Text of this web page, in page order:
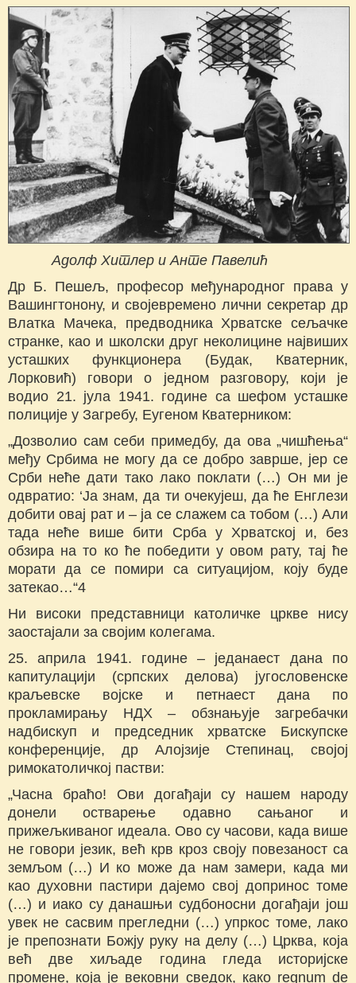
Адолф Хитлер и Анте Павелић
Др Б. Пешељ, професор међународног права у
Вашингтонону, и својевремено лични секретар др
Влатка Мачека, предводника Хрватске сељачке
странке, као и школски друг неколицине највиших
усташких функционера (Будак, Кватерник,
Лорковић) говори о једном разговору, који је
водио 21. јула 1941. године са шефом усташке
полиције у Загребу, Еугеном Кватерником:
„Дозволио сам себи примедбу, да ова „чишћења“
међу Србима не могу да се добро заврше, јер се
Срби неће дати тако лако поклати (…) Он ми је
одвратио: ‘Ја знам, да ти очекујеш, да ће Енглези
добити овај рат и – ја се слажем са тобом (…) Али
тада неће више бити Срба у Хрватској и, без
обзира на то ко ће победити у овом рату, тај ће
морати да се помири са ситуацијом, коју буде
затекао…“4
Ни високи представници католичке цркве нису
заостајали за својим колегама.
25. априла 1941. године – једанаест дана по
капитулацији (српских делова) југословенске
краљевске војске и петнаест дана по
прокламирању НДХ – обзнањује загребачки
надбискуп и председник хрватске Бискупске
конференције, др Алојзије Степинац, својој
римокатоличкој пастви:
„Часна браћо! Ови догађаји су нашем народу
донели остварење одавно сањаног и
прижељкиваног идеала. Ово су часови, када више
не говори језик, већ крв кроз своју повезаност са
земљом (…) И ко може да нам замери, када ми
као духовни пастири дајемо свој допринос томе
(…) и иако су данашњи судбоносни догађаји још
увек не сасвим прегледни (…) упркос томе, лако
је препознати Божју руку на делу (…) Црква, која
већ две хиљаде година гледа историјске
промене, која је вековни сведок, како regnum de